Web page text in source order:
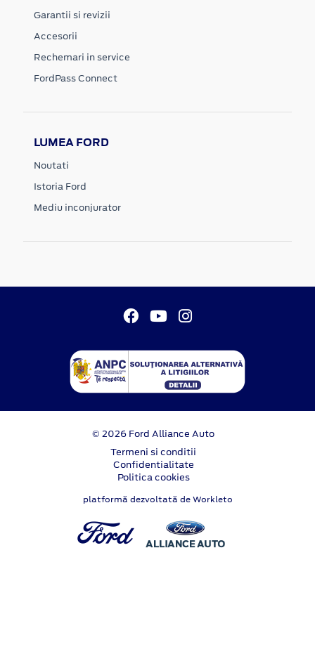
Garantii si revizii
Accesorii
Rechemari in service
FordPass Connect
LUMEA FORD
Noutati
Istoria Ford
Mediu inconjurator
© 2026 Ford Alliance Auto
Termeni si conditii
Confidentialitate
Politica cookies
platformă dezvoltată de Workleto